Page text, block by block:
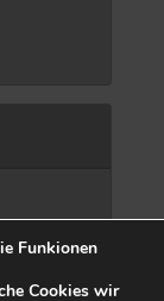
Funkionen
Cookies wir